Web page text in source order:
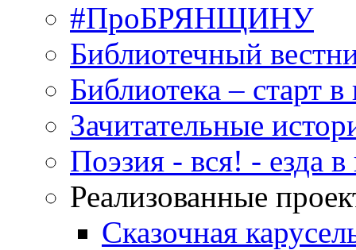
#ПроБРЯНЩИНУ
Библиотечный
Библиотека – старт
Зачитательные
Поэзия - вся! - езда в
Реализованные
Сказочная